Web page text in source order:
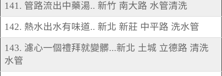
141. 管路流出中藥湯.. 新竹 南大路 水管清洗
142. 熱水出水有味道.. 新北 新莊 中平路 洗水管
143. 濾心一個禮拜就變髒...新北 土城 立德路 清洗
水管